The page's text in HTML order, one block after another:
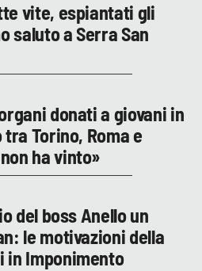
vite, espiantati gli
saluto a Serra San
donati a giovani in
Torino, Roma e
ha vinto»
del boss Anello un
le motivazioni della
in Imponimento